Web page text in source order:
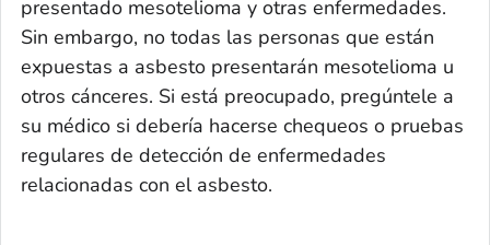
presentado mesotelioma y otras enfermedades.
Sin embargo, no todas las personas que están
expuestas a asbesto presentarán mesotelioma u
otros cánceres. Si está preocupado, pregúntele a
su médico si debería hacerse chequeos o pruebas
regulares de detección de enfermedades
relacionadas con el asbesto.